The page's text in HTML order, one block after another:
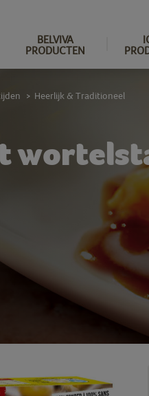
BELVIVA
PRODUCTEN
> Heerlijk & Traditioneel